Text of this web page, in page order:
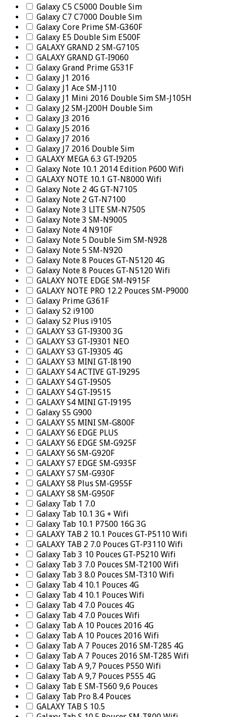
Galaxy C5 C5000 Double Sim
Galaxy C7 C7000 Double Sim
Galaxy Core Prime SM-G360F
Galaxy E5 Double Sim E500F
GALAXY GRAND 2 SM-G7105
GALAXY GRAND GT-I9060
Galaxy Grand Prime G531F
Galaxy J1 2016
Galaxy J1 Ace SM-J110
Galaxy J1 Mini 2016 Double Sim SM-J105H
Galaxy J2 SM-J200H Double Sim
Galaxy J3 2016
Galaxy J5 2016
Galaxy J7 2016
Galaxy J7 2016 Double Sim
GALAXY MEGA 6.3 GT-I9205
Galaxy Note 10.1 2014 Edition P600 Wifi
GALAXY NOTE 10.1 GT-N8000 Wifi
Galaxy Note 2 4G GT-N7105
Galaxy Note 2 GT-N7100
Galaxy Note 3 LITE SM-N7505
Galaxy Note 3 SM-N9005
Galaxy Note 4 N910F
Galaxy Note 5 Double Sim SM-N928
Galaxy Note 5 SM-N920
Galaxy Note 8 Pouces GT-N5120 4G
Galaxy Note 8 Pouces GT-N5120 Wifi
GALAXY NOTE EDGE SM-N915F
GALAXY NOTE PRO 12.2 Pouces SM-P9000
Galaxy Prime G361F
Galaxy S2 i9100
Galaxy S2 Plus i9105
GALAXY S3 GT-I9300 3G
GALAXY S3 GT-I9301 NEO
GALAXY S3 GT-I9305 4G
GALAXY S3 MINI GT-I8190
GALAXY S4 ACTIVE GT-I9295
GALAXY S4 GT-I9505
GALAXY S4 GT-I9515
GALAXY S4 MINI GT-I9195
Galaxy S5 G900
GALAXY S5 MINI SM-G800F
GALAXY S6 EDGE PLUS
GALAXY S6 EDGE SM-G925F
GALAXY S6 SM-G920F
GALAXY S7 EDGE SM-G935F
GALAXY S7 SM-G930F
GALAXY S8 Plus SM-G955F
GALAXY S8 SM-G950F
Galaxy Tab 1 7.0
Galaxy Tab 10.1 3G + Wifi
Galaxy Tab 10.1 P7500 16G 3G
GALAXY TAB 2 10.1 Pouces GT-P5110 Wifi
GALAXY TAB 2 7.0 Pouces GT-P3110 Wifi
Galaxy Tab 3 10 Pouces GT-P5210 Wifi
Galaxy Tab 3 7.0 Pouces SM-T2100 Wifi
Galaxy Tab 3 8.0 Pouces SM-T310 Wifi
Galaxy Tab 4 10.1 Pouces 4G
Galaxy Tab 4 10.1 Pouces Wifi
Galaxy Tab 4 7.0 Pouces 4G
Galaxy Tab 4 7.0 Pouces Wifi
Galaxy Tab A 10 Pouces 2016 4G
Galaxy Tab A 10 Pouces 2016 Wifi
Galaxy Tab A 7 Pouces 2016 SM-T285 4G
Galaxy Tab A 7 Pouces 2016 SM-T285 Wifi
Galaxy Tab A 9,7 Pouces P550 Wifi
Galaxy Tab A 9,7 Pouces P555 4G
Galaxy Tab E SM-T560 9,6 Pouces
Galaxy Tab Pro 8.4 Pouces
GALAXY TAB S 10.5